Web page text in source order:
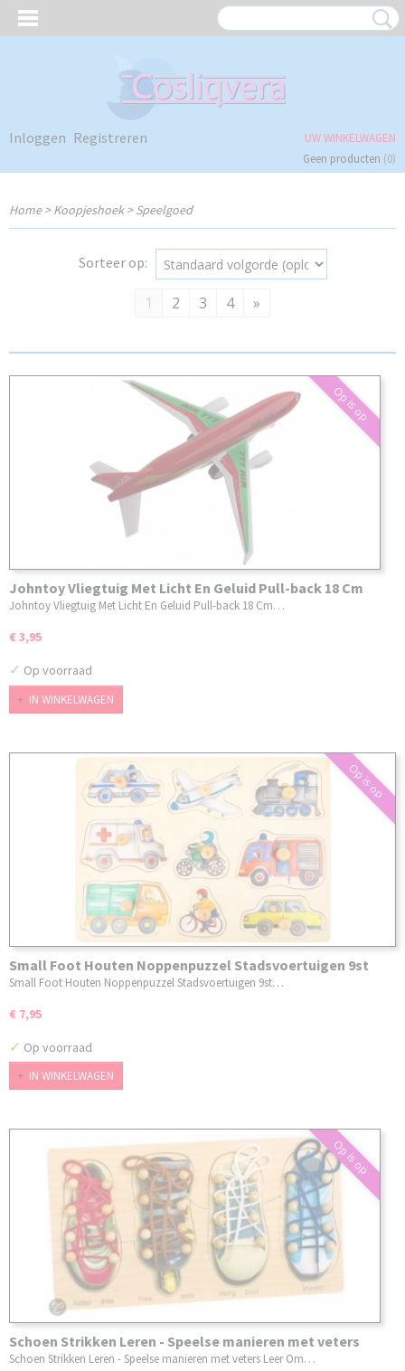
Inloggen Registreren
UW WINKELWAGEN
Geen producten (0)
Home>Koopjeshoek>Speelgoed
Sorteer op:
1 2 3 4 »
Op is op
Johntoy Vliegtuig Met Licht En Geluid Pull-back 18 Cm
.Assorti
Johntoy Vliegtuig Met Licht En Geluid Pull-back 18 Cm…
€ 3,95
✓ Op voorraad
IN WINKELWAGEN
Op is op
Small Foot Houten Noppenpuzzel Stadsvoertuigen 9st
Small Foot Houten Noppenpuzzel Stadsvoertuigen 9st…
€ 7,95
✓ Op voorraad
IN WINKELWAGEN
Op is op
Schoen Strikken Leren - Speelse manieren met veters
Schoen Strikken Leren - Speelse manieren met veters Leer Om…